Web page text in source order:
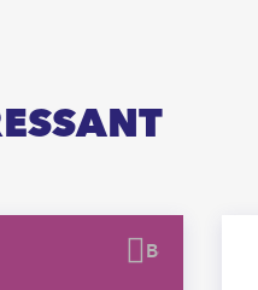
Bewaren